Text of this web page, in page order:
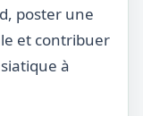
poster une
et contribuer
à